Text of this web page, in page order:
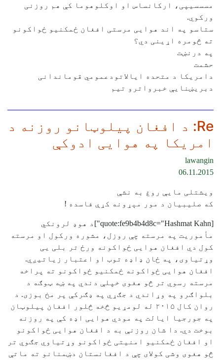
مسسسیپی، ارکانساس او اوکلوهوما کې هم روزنی
ورکوي.
ستاسو په اند هوایی مرستی افغان ځمکنیو ځواکونو
ته څومره اړینی دي؟
په درنښت
حشمت
دامریکا د متحده ایالاتودعمومي قوماندانی
دبریښنایې خبرواترو تیم
Re: د افغان پیلوټانو روزنه د
امریکا په هوایی ادوکې
lawangin
06.11.2015
ویشتلی مایې روغ به نشې
که صلیبیان د مور مېړونه کړې فاسده !
[quote:fe9b4b4d8c="Hashmat Kahn"]د هوډ لرونکي
مأموریت په مرسته چې روزل، مشوره ورکول او مرسته
کول دي افغان هوایی ځواکونه ورځ تر بلی یی
وړتیاوی، په ځان ډاډه توب او اعتبار زیاتیږي.
افغان هوایی ځواکونه ځمکنیو ځواکونو ته پراخه
مرسته رسوي تر څو هغوی خپلې دندي په ښه ټوګه د
بلواګرو په وړاندي د جګړي په ډګرکې پر مخ بوزی. د
روان کال ۲۰۱۵ له لومړیو څخه څلور افغان پیلوټان
په جورجیا ایالت په مودي هوایی اډه کې په روزنه
بوخت دي. دا شان روزنې به د افغان هوایی ځواکونو
او افغان ځمکنیو امنیتی ځواکونو وړتیاوي جګوي تر
څو هغوی وشی کولای چې د افغانستان دښمنانو ته ماتې